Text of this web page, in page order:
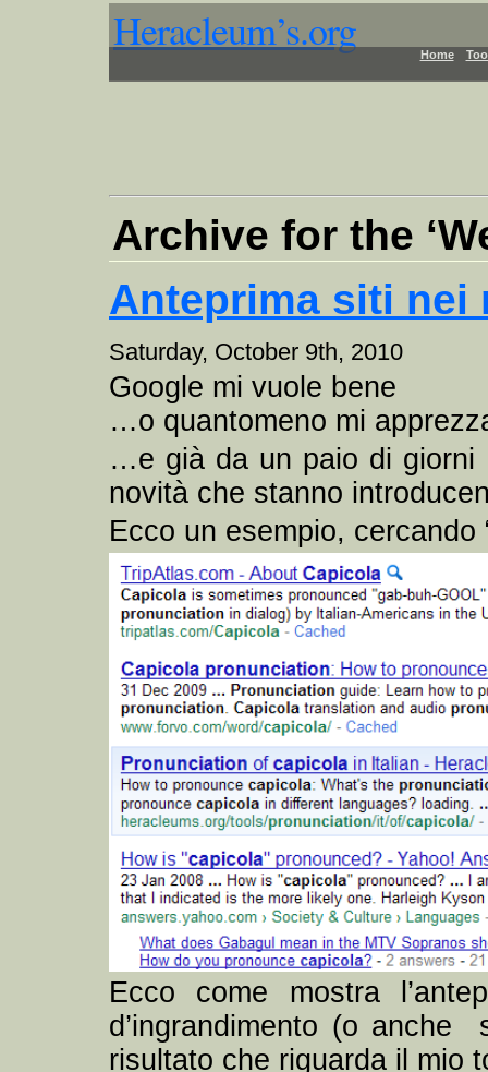
Heracleum’s.org Home
Archive for the
Anteprima siti nei
Saturday, October 9th, 2010
Google mi vuole bene
…o quantomeno mi
…e già da un paio di giorni
novità che stanno
Ecco un esempio, cercando
Ecco come mostra
d’ingrandimento (o anche
risultato che riguarda il mio